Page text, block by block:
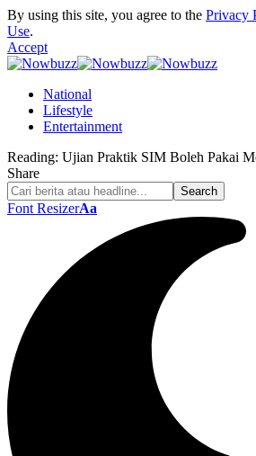
By using this site, you agree to the Privacy
Use.
Accept
National
Lifestyle
Entertainment
Reading: Ujian Praktik SIM Boleh Pakai
Share
Font ResizerAa